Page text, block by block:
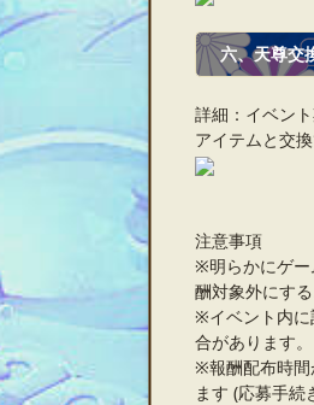
六、天尊交
詳細：イベン
アイテムと交
注意事項
※明らかにゲー
酬対象外にする
※イベント内に
合があります。
※報酬配布時間
ます (応募手続